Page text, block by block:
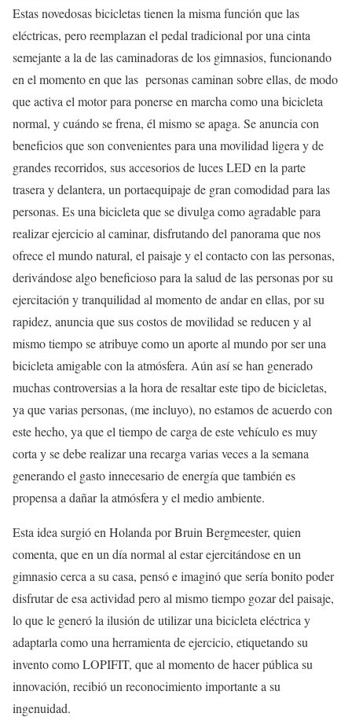
Estas novedosas bicicletas tienen la misma función que las
eléctricas, pero reemplazan el pedal tradicional por una cinta
semejante a la de las caminadoras de los gimnasios, funcionando
en el momento en que las personas caminan sobre ellas, de modo
que activa el motor para ponerse en marcha como una bicicleta
normal, y cuándo se frena, él mismo se apaga. Se anuncia con
beneficios que son convenientes para una movilidad ligera y de
grandes recorridos, sus accesorios de luces LED en la parte
trasera y delantera, un portaequipaje de gran comodidad para las
personas. Es una bicicleta que se divulga como agradable para
realizar ejercicio al caminar, disfrutando del panorama que nos
ofrece el mundo natural, el paisaje y el contacto con las personas,
derivándose algo beneficioso para la salud de las personas por su
ejercitación y tranquilidad al momento de andar en ellas, por su
rapidez, anuncia que sus costos de movilidad se reducen y al
mismo tiempo se atribuye como un aporte al mundo por ser una
bicicleta amigable con la atmósfera. Aún así se han generado
muchas controversias a la hora de resaltar este tipo de bicicletas,
ya que varias personas, (me incluyo), no estamos de acuerdo con
este hecho, ya que el tiempo de carga de este vehículo es muy
corta y se debe realizar una recarga varias veces a la semana
generando el gasto innecesario de energía que también es
propensa a dañar la atmósfera y el medio ambiente.
Esta idea surgió en Holanda por Bruin Bergmeester, quien
comenta, que en un día normal al estar ejercitándose en un
gimnasio cerca a su casa, pensó e imaginó que sería bonito poder
disfrutar de esa actividad pero al mismo tiempo gozar del paisaje,
lo que le generó la ilusión de utilizar una bicicleta eléctrica y
adaptarla como una herramienta de ejercicio, etiquetando su
invento como LOPIFIT, que al momento de hacer pública su
innovación, recibió un reconocimiento importante a su
ingenuidad.